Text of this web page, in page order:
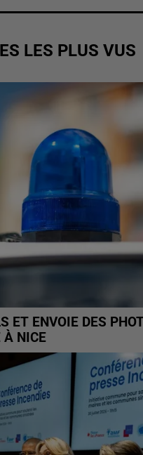
LES PLUS VUS
ET ENVOIE DES
À NICE